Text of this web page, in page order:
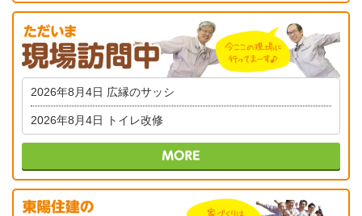
2026年8月4日 広縁のサッシ
2026年8月4日 トイレ改修